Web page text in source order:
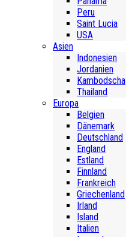
Peru
Saint Lucia
USA
Asien
Indonesien
Jordanien
Kambodscha
Thailand
Europa
Belgien
Dänemark
Deutschland
England
Estland
Finnland
Frankreich
Griechenland
Irland
Island
Italien